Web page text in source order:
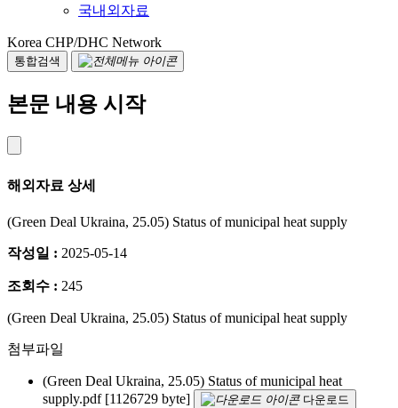
국내외자료
Korea CHP/DHC Network
통합검색
본문 내용 시작
해외자료 상세
(Green Deal Ukraina, 25.05) Status of municipal heat supply
작성일 : 2025-05-14
조회수 : 245
(Green Deal Ukraina, 25.05) Status of municipal heat supply
첨부파일
(Green Deal Ukraina, 25.05) Status of municipal heat
supply.pdf [1126729 byte] 다운로드